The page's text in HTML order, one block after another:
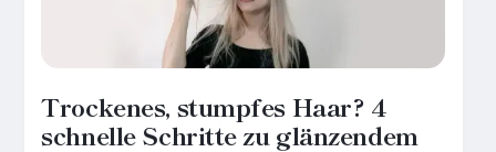
Trockenes, stumpfes Haar? 4
schnelle Schritte zu glänzendem